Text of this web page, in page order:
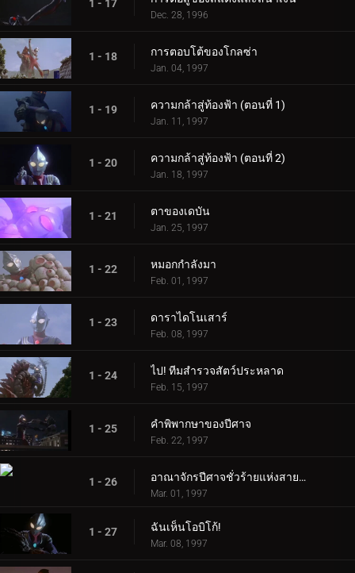
1 - 17
Dec. 28, 1996
1 - 18 การตอบโต้ของโกลซ่า
Jan. 04, 1997
1 - 19 ความกล้าสู่ท้องฟ้า (ตอนที่ 1)
Jan. 11, 1997
1 - 20 ความกล้าสู่ท้องฟ้า (ตอนที่ 2)
Jan. 18, 1997
1 - 21 ตาของเดบัน
Jan. 25, 1997
1 - 22 หมอกกำลังมา
Feb. 01, 1997
1 - 23 ดาราไดโนเสาร์
Feb. 08, 1997
1 - 24 ไป! ทีมสำรวจสัตว์ประหลาด
Feb. 15, 1997
1 - 25 คำพิพากษาของปีศาจ
Feb. 22, 1997
1 - 26 อาณาจักรปีศาจชั่วร้ายแห่งสายรุ้ง
Mar. 01, 1997
1 - 27 ฉันเห็นโอบิโก้!
Mar. 08, 1997